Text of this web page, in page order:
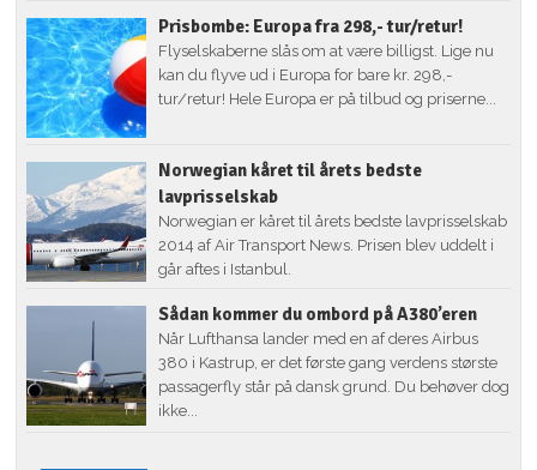
Prisbombe: Europa fra 298,- tur/retur!
Flyselskaberne slås om at være billigst. Lige nu
kan du flyve ud i Europa for bare kr. 298,-
tur/retur! Hele Europa er på tilbud og priserne...
Norwegian kåret til årets bedste
lavprisselskab
Norwegian er kåret til årets bedste lavprisselskab
2014 af Air Transport News. Prisen blev uddelt i
går aftes i Istanbul.
Sådan kommer du ombord på A380’eren
Når Lufthansa lander med en af deres Airbus
380 i Kastrup, er det første gang verdens største
passagerfly står på dansk grund. Du behøver dog
ikke...